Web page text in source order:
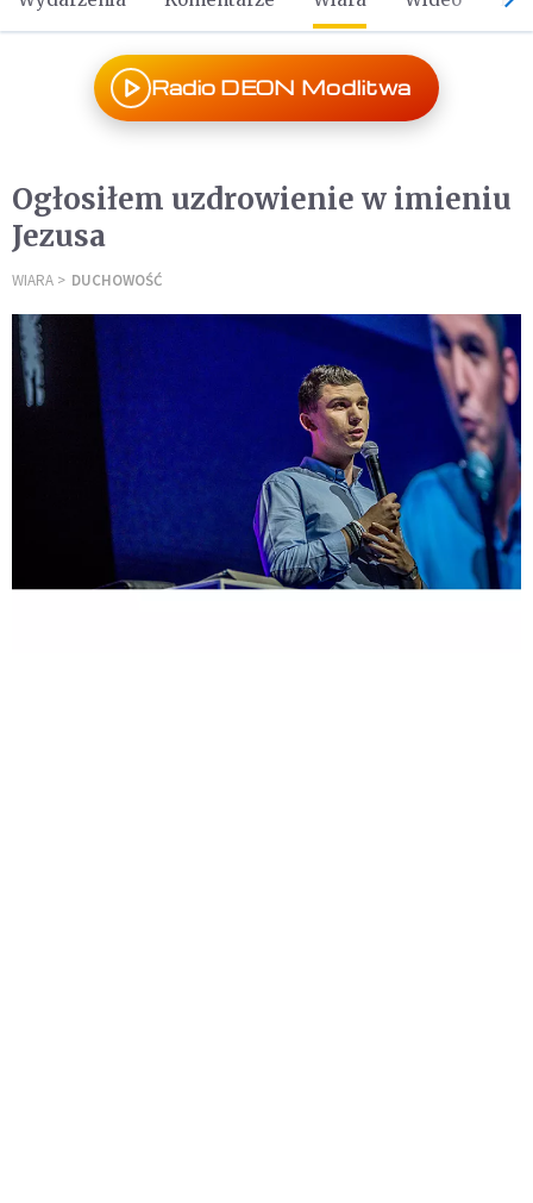
Radio DEON Modlitwa
Ogłosiłem uzdrowienie w imieniu
Jezusa
WIARA DUCHOWOŚĆ